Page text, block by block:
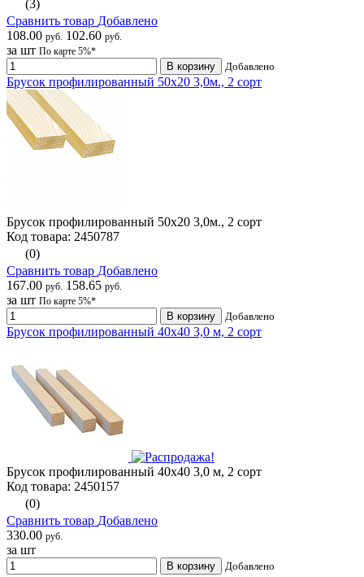
(3)
Сравнить товар Добавлено
108.00 руб. 102.60 руб.
за шт По карте 5%*
В корзину Добавлено
Брусок профилированный 50х20 3,0м., 2 сорт
Брусок профилированный 50х20 3,0м., 2 сорт
Код товара: 2450787
(0)
Сравнить товар Добавлено
167.00 руб. 158.65 руб.
за шт По карте 5%*
В корзину Добавлено
Брусок профилированный 40х40 3,0 м, 2 сорт
Брусок профилированный 40х40 3,0 м, 2 сорт
Код товара: 2450157
(0)
Сравнить товар Добавлено
330.00 руб.
за шт
В корзину Добавлено